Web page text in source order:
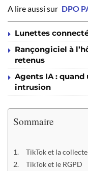
A lire aussi sur DPO
Lunettes
Rançongiciel à
retenus
Agents IA :
intrusion
Sommaire
TikTok et la
TikTok et le RGPD